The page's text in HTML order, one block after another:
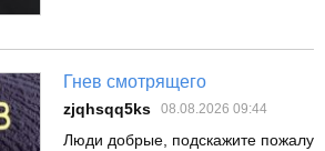
Гнев смотрящего
zjqhsqq5ks 08.08.2026 09:44
Люди добрые, подскажите пожалу